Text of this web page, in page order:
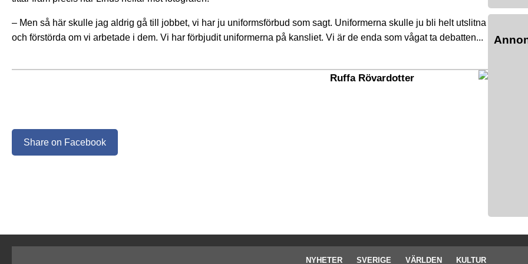
– Men så här skulle jag aldrig gå till jobbet, vi har ju uniformsförbud som sagt. Uniformerna skulle ju bli helt utslitna
och förstörda om vi arbetade i dem. Vi har förbjudit uniformerna på kansliet. Vi är de enda som vågat ta debatten...
Ruffa Rövardotter
Share on Facebook
NYHETER SVERIGE VÄRLDEN KULTUR